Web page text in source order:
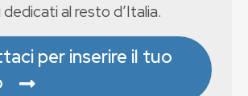
al resto d’Italia.
per inserire il tuo